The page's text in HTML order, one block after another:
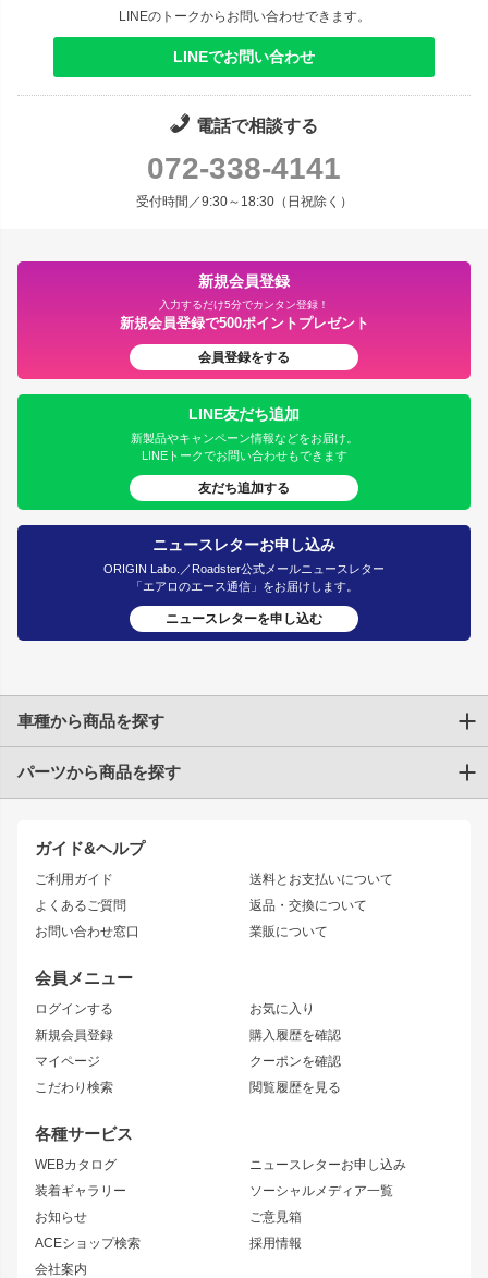
LINEのトークからお問い合わせできます。
LINEでお問い合わせ
電話で相談する
072-338-4141
受付時間／9:30～18:30（日祝除く）
新規会員登録
入力するだけ5分でカンタン登録！
新規会員登録で500ポイントプレゼント
会員登録をする
LINE友だち追加
新製品やキャンペーン情報などをお届け。
LINEトークでお問い合わせもできます
友だち追加する
ニュースレターお申し込み
ORIGIN Labo.／Roadster公式メールニュースレター
「エアロのエース通信」をお届けします。
ニュースレターを申し込む
ガイド&ヘルプ
ご利用ガイド
よくあるご質問
お問い合わせ窓口
送料とお支払いについて
返品・交換について
業販について
会員メニュー
ログインする
新規会員登録
マイページ
こだわり検索
お気に入り
購入履歴を確認
クーポンを確認
閲覧履歴を見る
各種サービス
WEBカタログ
装着ギャラリー
お知らせ
ACEショップ検索
会社案内
ニュースレターお申し込み
ソーシャルメディア一覧
ご意見箱
採用情報
車種から商品を探す
トヨタ
JZX90 CHASER
JZX110 MARK II
JZX100 MARK II
JZX90 MARK II
トレノ
マークX
アリスト
ソアラ
アルテッツァ
ニッサン
S15 シルビア
S14 シルビア 後期
S13 シルビア
180SX
シルエイティ
ワンビア
ローレル
セフィーロ
キャラバン
スズキ
パーツから商品を探す
エアロシリーズ
ドリフトライン
風神
雷神
レーシングライン
アタックライン
ストリームライン
リアウイング
ジムニーパーツ
ホイール
MUD-S7
まつど家 鉄漢